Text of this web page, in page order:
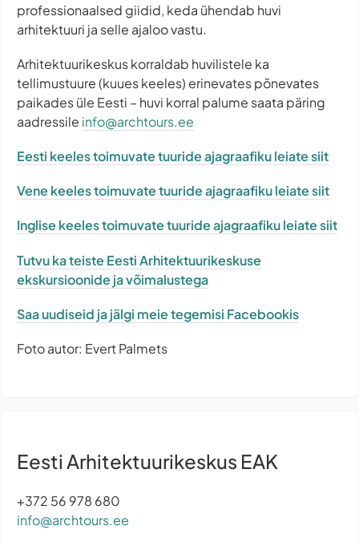
professionaalsed giidid, keda ühendab huvi
arhitektuuri ja selle ajaloo vastu.
Arhitektuurikeskus korraldab huvilistele ka
tellimustuure (kuues keeles) erinevates põnevates
paikades üle Eesti – huvi korral palume saata päring
aadressile info@archtours.ee
Eesti keeles toimuvate tuuride ajagraafiku leiate siit
Vene keeles toimuvate tuuride ajagraafiku leiate siit
Inglise keeles toimuvate tuuride ajagraafiku leiate siit
Tutvu ka teiste Eesti Arhitektuurikeskuse
ekskursioonide ja võimalustega
Saa uudiseid ja jälgi meie tegemisi Facebookis
Foto autor: Evert Palmets
Eesti Arhitektuurikeskus EAK
+372 56 978 680
info@archtours.ee